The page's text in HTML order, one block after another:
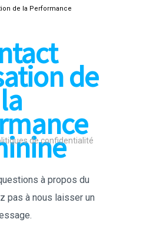
de la Performance
de
la
à propos du
pas à nous laisser un
de confidentialité